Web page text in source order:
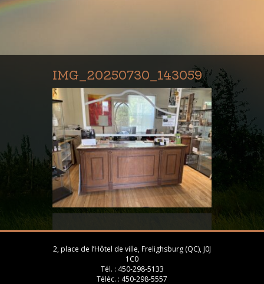
IMG_20250730_143059
2, place de l’Hôtel de ville, Frelighsburg (QC), J0J
1C0
Tél. : 450-298-5133
Téléc. : 450-298-5557